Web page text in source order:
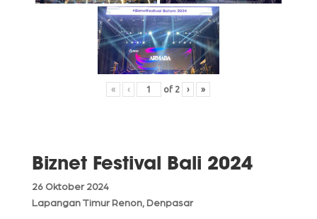
« ‹ of 2 › »
Biznet Festival Bali 2024
26 Oktober 2024
Lapangan Timur Renon, Denpasar